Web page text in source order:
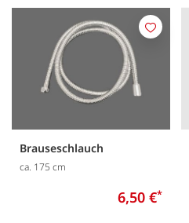
Brauseschlauch
ca. 175 cm
6,50 €*
Merken